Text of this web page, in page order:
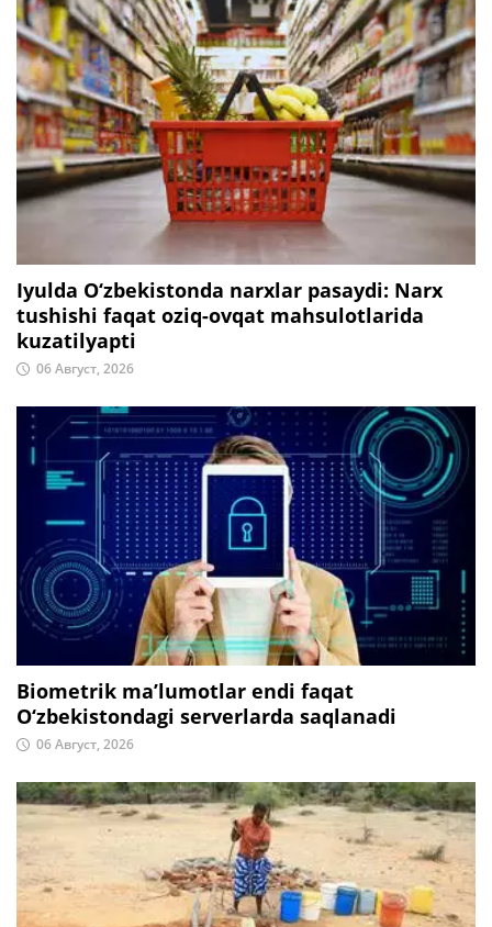
Iyulda O‘zbekistonda narxlar pasaydi: Narx
tushishi faqat oziq-ovqat mahsulotlarida
kuzatilyapti
06 Август, 2026
Biometrik ma’lumotlar endi faqat
O‘zbekistondagi serverlarda saqlanadi
06 Август, 2026